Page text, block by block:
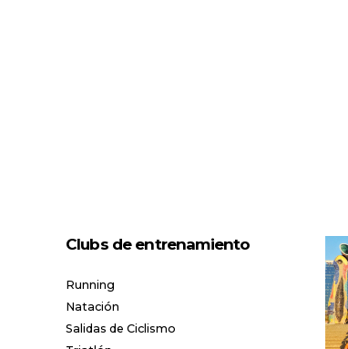
Clubs de entrenamiento
Running
Natación
Salidas de Ciclismo